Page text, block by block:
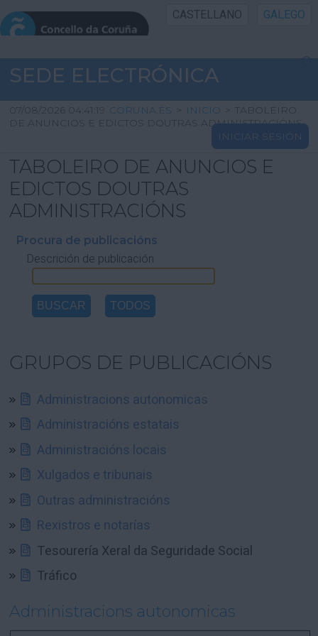
CASTELLANO GALEGO
INICIO SEDE
INICIO
INFORMACIÓN PÚBLICA
CARTAFOL CIDADÁN
UTILIDADES
AXUDA
SEDE ELECTRÓNICA
07/08/2026 04:41:19 CORUNA.ES > INICIO > TABOLEIRO
DE ANUNCIOS E EDICTOS DOUTRAS ADMINISTRACIÓNS
INICIAR SESIÓN
TABOLEIRO DE ANUNCIOS E
EDICTOS DOUTRAS
ADMINISTRACIÓNS
Procura de publicacións
Descrición de publicación
GRUPOS DE PUBLICACIÓNS
Administracions autonomicas
Administracións estatais
Administracións locais
Xulgados e tribunais
Outras administracións
Rexistros e notarías
Tesourería Xeral da Seguridade Social
Tráfico
Administracions autonomicas